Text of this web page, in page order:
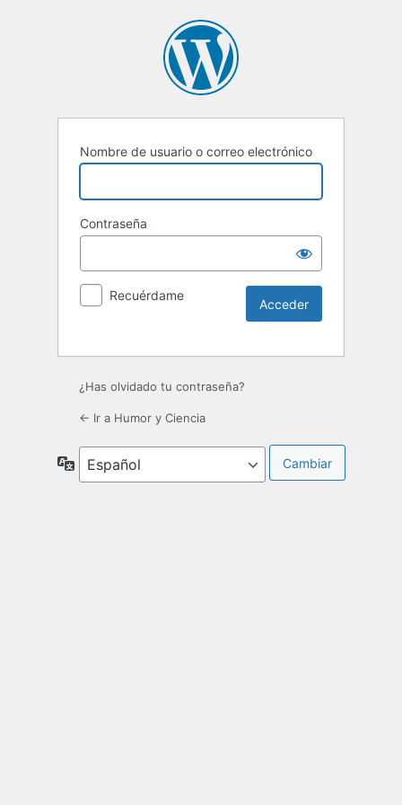
Nombre de usuario o correo electrónico
Contraseña
Recuérdame
¿Has olvidado tu contraseña?
← Ir a Humor y Ciencia
Idioma